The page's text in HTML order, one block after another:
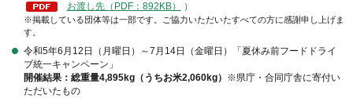
お渡し先（PDF：892KB）
）
※掲載している団体等は一部です。ご協力いただいたすべての方に感謝申し上げま
す。
令和5年6月12日（月曜日）～7月14日（金曜日）「夏休み前フードドライ
ブ統一キャンペーン」
開催結果：総重量4,895kg（うちお米2,060kg） ※県庁・合同庁舎に寄付い
ただいたもの